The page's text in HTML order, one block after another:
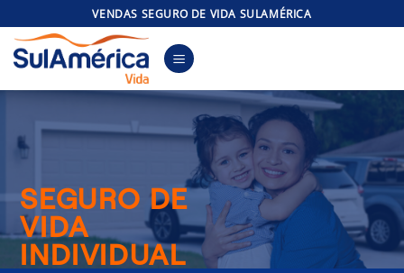
to
content
VENDAS SEGURO DE VIDA SULAMÉRICA
SEGURO DE
VIDA
INDIVIDUAL